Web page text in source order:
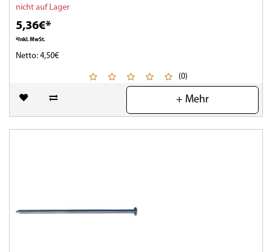
nicht auf Lager
5,36€*
*Inkl. MwSt.
Netto: 4,50€
(0)
+ Mehr